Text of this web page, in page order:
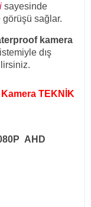
sayesinde
görüşü sağlar.
kamera
dış
TEKNİK
AHD